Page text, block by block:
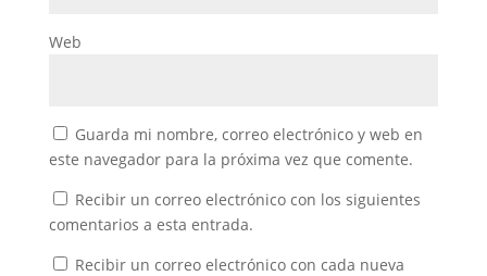
Web
Guarda mi nombre, correo electrónico y web en
este navegador para la próxima vez que comente.
Recibir un correo electrónico con los siguientes
comentarios a esta entrada.
Recibir un correo electrónico con cada nueva